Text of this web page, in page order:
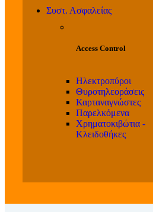
Συστ. Ασφαλείας
Access Control
Ηλεκτροπύροι
Θυροτηλεοράσεις
Καρταναγνώστες
Παρελκόμενα
Χρηματοκιβώτια -
Κλειδοθήκες